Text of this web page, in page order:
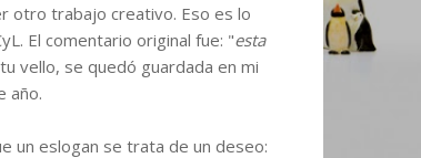
otro trabajo creativo. Eso es lo
El comentario original fue: "esta
vello, se quedó guardada en mi
año.
un eslogan se trata de un deseo: